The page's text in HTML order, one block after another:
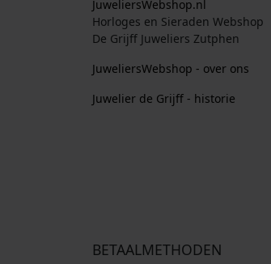
JuweliersWebshop.nl
Horloges en Sieraden Webshop
De Grijff Juweliers Zutphen
JuweliersWebshop - over ons
Juwelier de Grijff - historie
BETAALMETHODEN